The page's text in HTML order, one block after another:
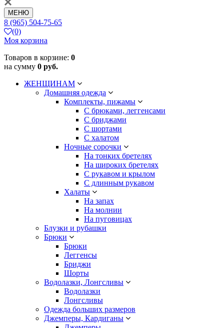
МЕНЮ
8 (965) 504-75-65
(0)
Моя корзина
Товаров в корзине: 0
на сумму 0 руб.
ЖЕНЩИНАМ
Домашняя одежда
Комплекты, пижамы
С брюками, леггенсами
С бриджами
С шортами
С халатом
Ночные сорочки
На тонких бретелях
На широких бретелях
С рукавом и крылом
С длинным рукавом
Халаты
На запах
На молнии
На пуговицах
Блузки и рубашки
Брюки
Брюки
Леггенсы
Бриджи
Шорты
Водолазки, Лонгсливы
Водолазки
Лонгсливы
Одежда больших размеров
Джемперы, Кардиганы